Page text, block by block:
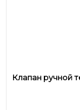
Клапан ручной